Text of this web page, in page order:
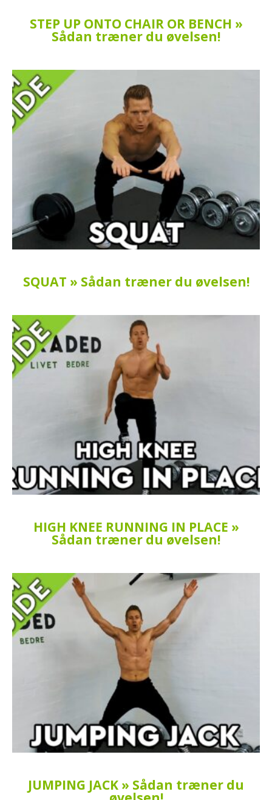
STEP UP ONTO CHAIR OR BENCH »
Sådan træner du øvelsen!
SQUAT » Sådan træner du øvelsen!
HIGH KNEE RUNNING IN PLACE »
Sådan træner du øvelsen!
JUMPING JACK » Sådan træner du